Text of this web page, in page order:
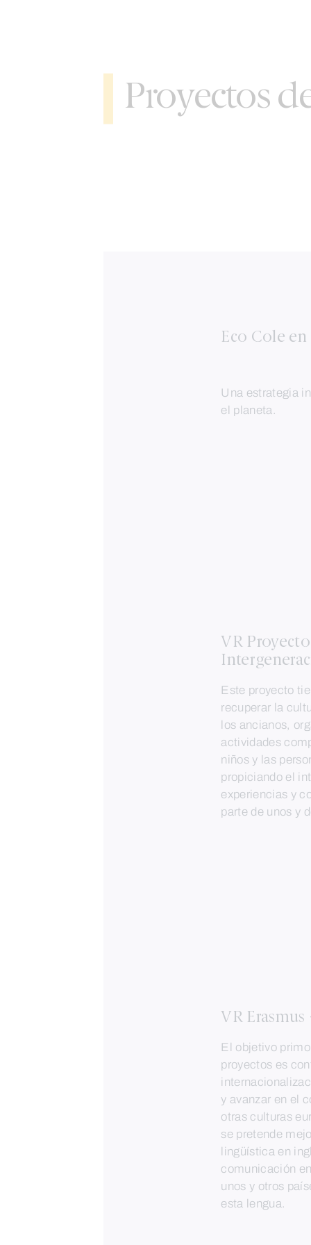
Proyectos
Eco Cole en
Una estrategia
el planeta.
VR Proyecto
Este proyecto
recuperar la
los ancianos,
actividades
niños y las
propiciando el
experiencias y
parte de unos y
VR Erasmus
El objetivo
proyectos es
y avanzar en el
otras culturas
se pretende
lingüística en
comunicación
unos y otros
esta lengua.